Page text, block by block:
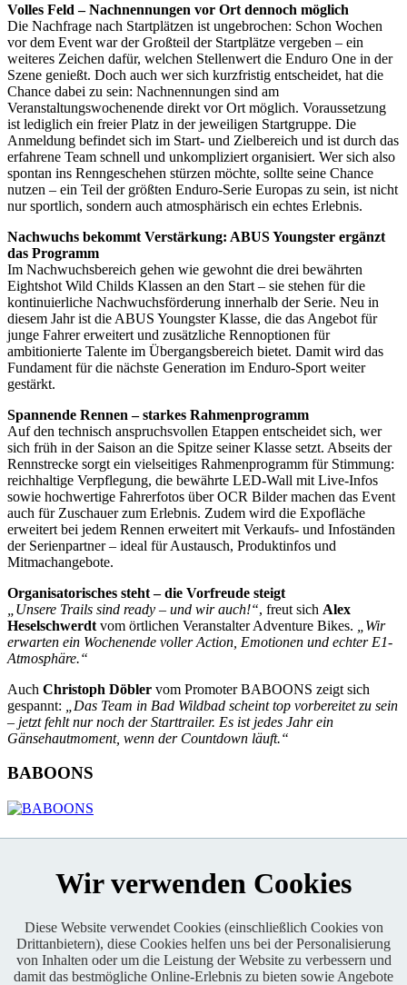
Volles Feld – Nachnennungen vor Ort dennoch möglich
Die Nachfrage nach Startplätzen ist ungebrochen: Schon Wochen
vor dem Event war der Großteil der Startplätze vergeben – ein
weiteres Zeichen dafür, welchen Stellenwert die Enduro One in der
Szene genießt. Doch auch wer sich kurzfristig entscheidet, hat die
Chance dabei zu sein: Nachnennungen sind am
Veranstaltungswochenende direkt vor Ort möglich. Voraussetzung
ist lediglich ein freier Platz in der jeweiligen Startgruppe. Die
Anmeldung befindet sich im Start- und Zielbereich und ist durch das
erfahrene Team schnell und unkompliziert organisiert. Wer sich also
spontan ins Renngeschehen stürzen möchte, sollte seine Chance
nutzen – ein Teil der größten Enduro-Serie Europas zu sein, ist nicht
nur sportlich, sondern auch atmosphärisch ein echtes Erlebnis.
Nachwuchs bekommt Verstärkung: ABUS Youngster ergänzt
das Programm
Im Nachwuchsbereich gehen wie gewohnt die drei bewährten
Eightshot Wild Childs Klassen an den Start – sie stehen für die
kontinuierliche Nachwuchsförderung innerhalb der Serie. Neu in
diesem Jahr ist die ABUS Youngster Klasse, die das Angebot für
junge Fahrer erweitert und zusätzliche Rennoptionen für
ambitionierte Talente im Übergangsbereich bietet. Damit wird das
Fundament für die nächste Generation im Enduro-Sport weiter
gestärkt.
Spannende Rennen – starkes Rahmenprogramm
Auf den technisch anspruchsvollen Etappen entscheidet sich, wer
sich früh in der Saison an die Spitze seiner Klasse setzt. Abseits der
Rennstrecke sorgt ein vielseitiges Rahmenprogramm für Stimmung:
reichhaltige Verpflegung, die bewährte LED-Wall mit Live-Infos
sowie hochwertige Fahrerfotos über OCR Bilder machen das Event
auch für Zuschauer zum Erlebnis. Zudem wird die Expofläche
erweitert bei jedem Rennen erweitert mit Verkaufs- und Infoständen
der Serienpartner – ideal für Austausch, Produktinfos und
Mitmachangebote.
Organisatorisches steht – die Vorfreude steigt
„Unsere Trails sind ready – und wir auch!“, freut sich Alex
Heselschwerdt vom örtlichen Veranstalter Adventure Bikes.
„Wir
erwarten ein Wochenende voller Action, Emotionen und echter E1-
Atmosphäre.“
Auch Christoph Döbler vom Promoter BABOONS zeigt sich
gespannt:
„Das Team in Bad Wildbad scheint top vorbereitet zu sein
– jetzt fehlt nur noch der Starttrailer. Es ist jedes Jahr ein
Gänsehautmoment, wenn der Countdown läuft.“
BABOONS
KONTAKT
Enduro One Series Partner
Wir verwenden Cookies
Diese Website verwendet Cookies (einschließlich Cookies von
Drittanbietern), diese Cookies helfen uns bei der Personalisierung
von Inhalten oder um die Leistung der Website zu verbessern und
damit das bestmögliche Online-Erlebnis zu bieten sowie Angebote